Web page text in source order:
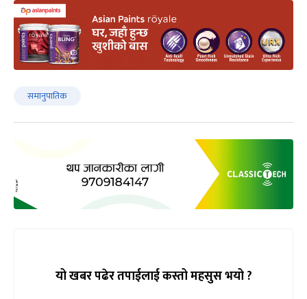
समानुपातिक
यो खबर पढेर तपाईलाई कस्तो महसुस भयो ?